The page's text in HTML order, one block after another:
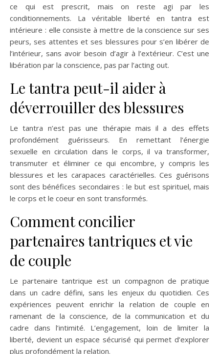
ce qui est prescrit, mais on reste agi par les
conditionnements. La véritable liberté en tantra est
intérieure : elle consiste à mettre de la conscience sur ses
peurs, ses attentes et ses blessures pour s’en libérer de
l’intérieur, sans avoir besoin d’agir à l’extérieur. C’est une
libération par la conscience, pas par l’acting out.
Le tantra peut-il aider à
déverrouiller des blessures
Le tantra n’est pas une thérapie mais il a des effets
profondément guérisseurs. En remettant l’énergie
sexuelle en circulation dans le corps, il va transformer,
transmuter et éliminer ce qui encombre, y compris les
blessures et les carapaces caractérielles. Ces guérisons
sont des bénéfices secondaires : le but est spirituel, mais
le corps et le coeur en sont transformés.
Comment concilier
partenaires tantriques et vie
de couple
Le partenaire tantrique est un compagnon de pratique
dans un cadre défini, sans les enjeux du quotidien. Ces
expériences peuvent enrichir la relation de couple en
ramenant de la conscience, de la communication et du
cadre dans l’intimité. L’engagement, loin de limiter la
liberté, devient un espace sécurisé qui permet d’explorer
plus profondément la relation.